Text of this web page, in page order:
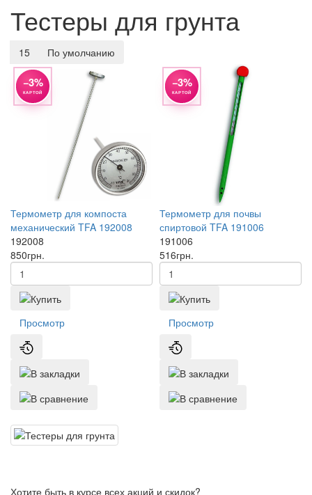
Тестеры для грунта
15 По умолчанию
−3%
КАРТОЙ
Термометр для компоста
механический TFA 192008
192008
850грн.
Просмотр
−3%
КАРТОЙ
Термометр для почвы
спиртовой TFA 191006
191006
516грн.
Просмотр
Хотите быть в курсе всех акций и скидок?